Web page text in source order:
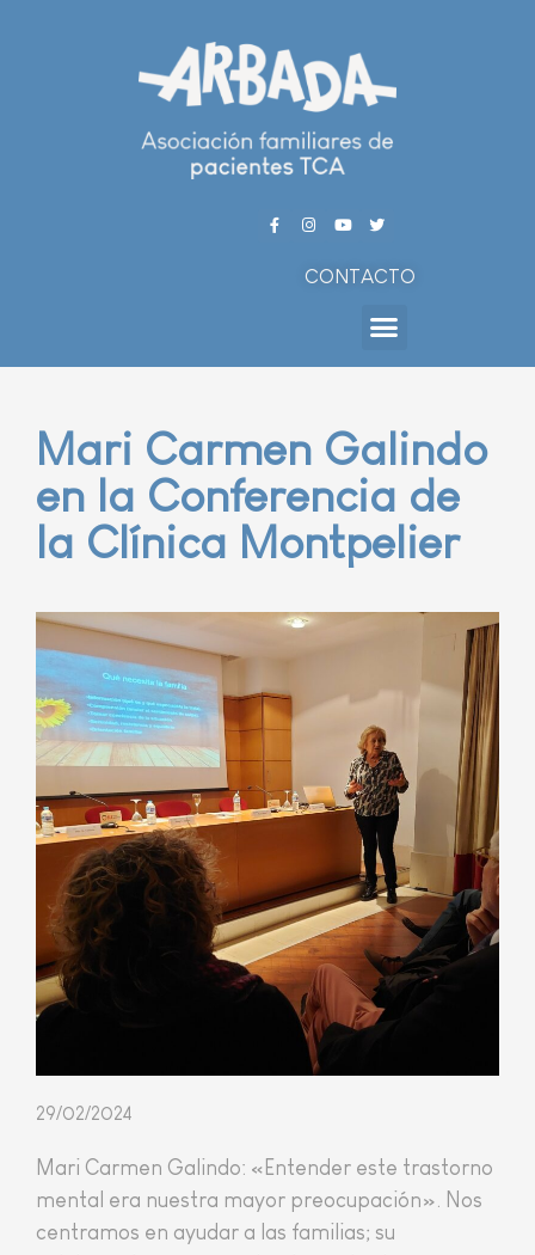
CONTACTO
Mari Carmen Galindo
en la Conferencia de
la Clínica Montpelier
29/02/2024
Mari Carmen Galindo: «Entender este trastorno
mental era nuestra mayor preocupación». Nos
centramos en ayudar a las familias; su